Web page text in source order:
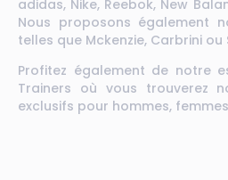
adidas, Nike, Reebok, New
Nous proposons également
telles que Mckenzie, Carbrini
Profitez également de notre
Trainers où vous trouverez
exclusifs pour hommes,